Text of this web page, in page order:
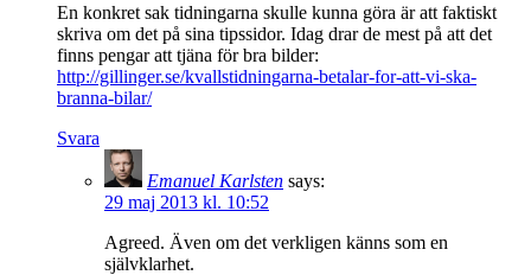
En konkret sak tidningarna skulle kunna göra är att faktiskt
skriva om det på sina tipssidor. Idag drar de mest på att det
finns pengar att tjäna för bra bilder:
http://gillinger.se/kvallstidningarna-betalar-for-att-vi-ska-
branna-bilar/
Svara
Emanuel Karlsten says:
29 maj 2013 kl. 10:52
Agreed. Även om det verkligen känns som en
självklarhet.